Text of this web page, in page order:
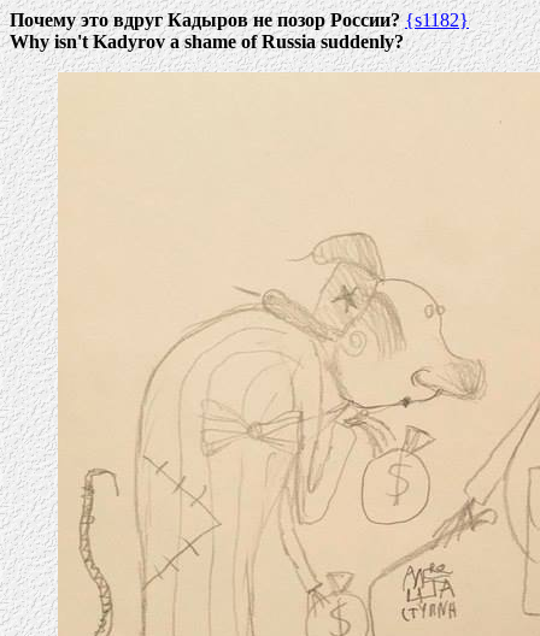
Почему это вдруг Кадыров не позор России? {s1182}
Why isn't Kadyrov a shame of Russia suddenly?